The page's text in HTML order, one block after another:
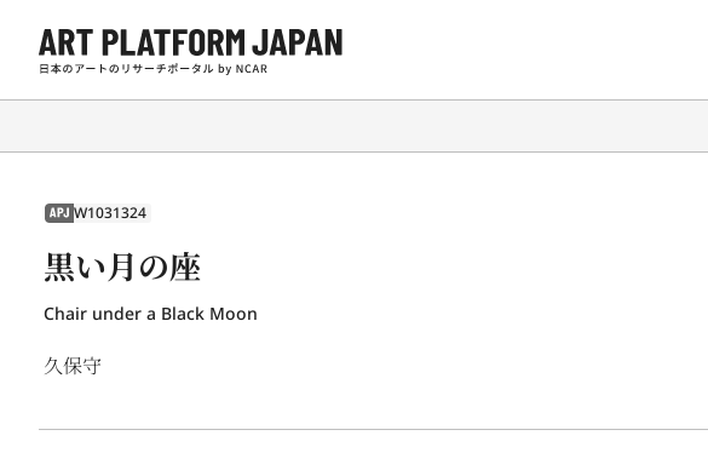
APJ W1031324
黒い月の座
Chair under a Black Moon
久保守